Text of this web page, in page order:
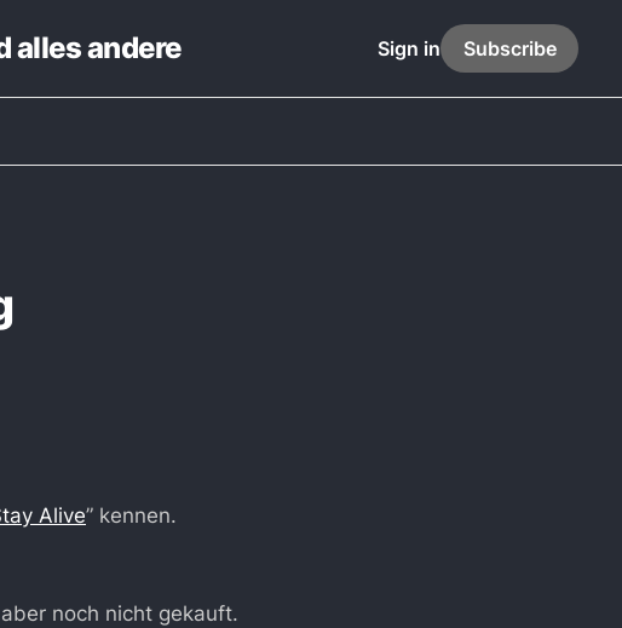
alles andere Sign in Subscribe
Alive” kennen.
noch nicht gekauft.